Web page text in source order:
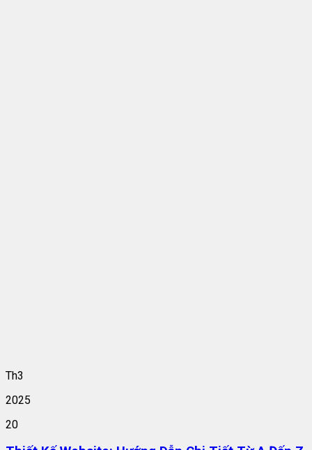
Th3
2025
20